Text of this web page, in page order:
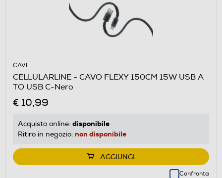
CAVI
CELLULARLINE - CAVO FLEXY 150CM 15W USB A
TO USB C-Nero
€ 10,99
Acquisto online: disponibile
Ritiro in negozio: non disponibile
AGGIUNGI
Confronta